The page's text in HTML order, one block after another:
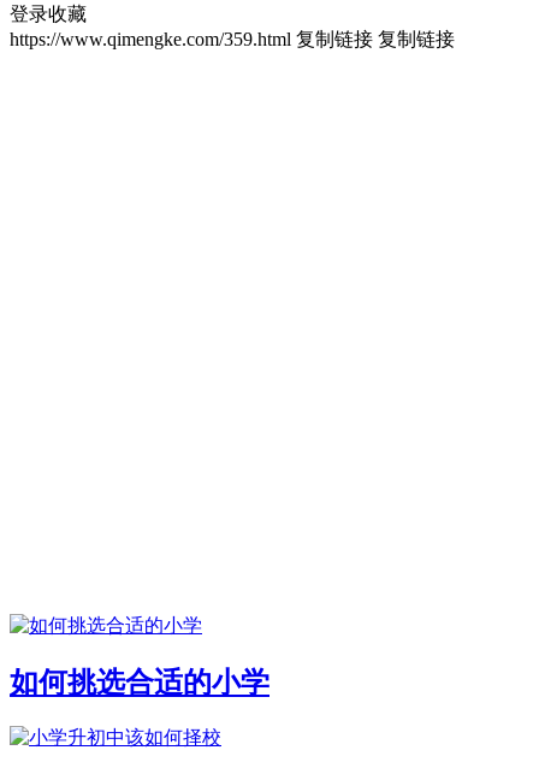
登录收藏
https://www.qimengke.com/359.html 复制链接 复制链接
如何挑选合适的小学